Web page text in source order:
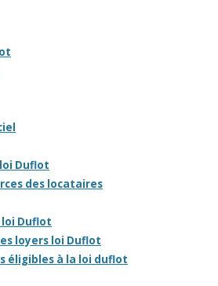
Duflot
des locataires
loi Duflot
loyers loi Duflot
éligibles à la loi duflot